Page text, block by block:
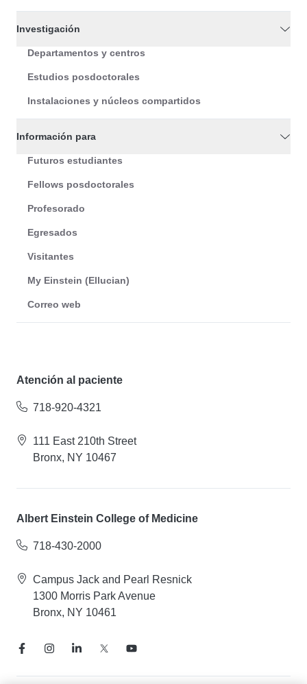
Investigación
Departamentos y centros
Estudios posdoctorales
Instalaciones y núcleos compartidos
Información para
Futuros estudiantes
Fellows posdoctorales
Profesorado
Egresados
Visitantes
My Einstein (Ellucian)
Correo web
Atención al paciente
718-920-4321
111 East 210th Street
Bronx, NY 10467
Albert Einstein College of Medicine
718-430-2000
Campus Jack and Pearl Resnick
1300 Morris Park Avenue
Bronx, NY 10461